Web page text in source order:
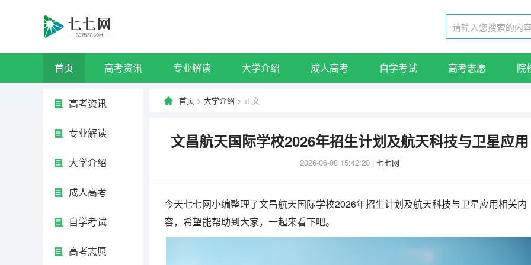
首页 高考资讯 专业解读 大学介绍 成人高考 自学考试 高考志愿 院
高考资讯
专业解读
大学介绍
成人高考
自学考试
高考志愿
首页 > 大学介绍 > 正文
文昌航天国际学校2026年招生计划及航天科技与卫星应用
2026-06-08 15:42:20 | 七七网
今天七七网小编整理了文昌航天国际学校2026年招生计划及航天科技与卫星应用相关内
容，希望能帮助到大家，一起来看下吧。